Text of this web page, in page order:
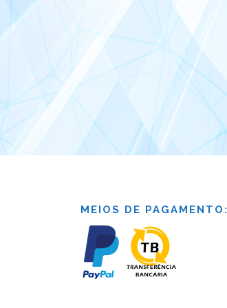
MEIOS DE PAGAMENTO: